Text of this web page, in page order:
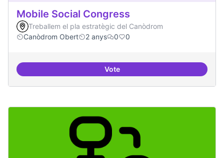
Mobile Social Congress
Treballem el pla estratègic del Canòdrom
Canòdrom Obert
2 anys 0 0
VoteMobile Social Congress